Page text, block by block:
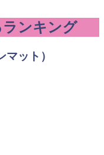
ンキング
ット）